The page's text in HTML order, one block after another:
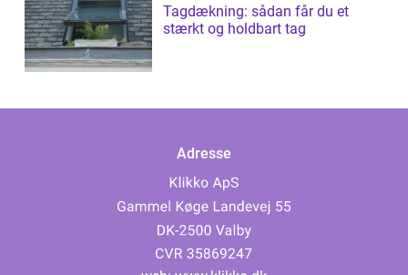
Tagdækning: sådan får du et
stærkt og holdbart tag
Adresse